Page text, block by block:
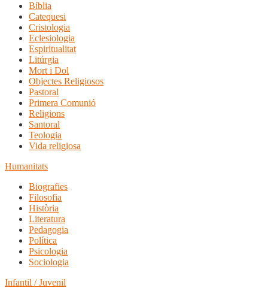
Bíblia
Catequesi
Cristologia
Eclesiologia
Espiritualitat
Litúrgia
Mort i Dol
Objectes Religiosos
Pastoral
Primera Comunió
Religions
Santoral
Teologia
Vida religiosa
Humanitats
Biografies
Filosofia
Història
Literatura
Pedagogia
Política
Psicologia
Sociologia
Infantil / Juvenil